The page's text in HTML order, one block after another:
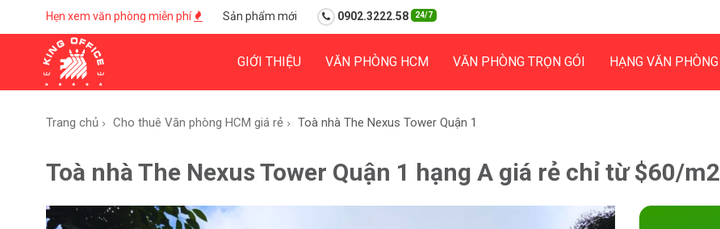
Hẹn xem văn phòng miễn phí Sản phẩm mới 0902.3222.58 24/7
GIỚI THIỆU VĂN PHÒNG HCM VĂN PHÒNG TRỌN GÓI HẠNG VĂN PHÒNG
Trang chủ Cho thuê Văn phòng HCM giá rẻ Toà nhà The Nexus Tower Quận 1
Toà nhà The Nexus Tower Quận 1 hạng A giá rẻ chỉ từ $60/m2